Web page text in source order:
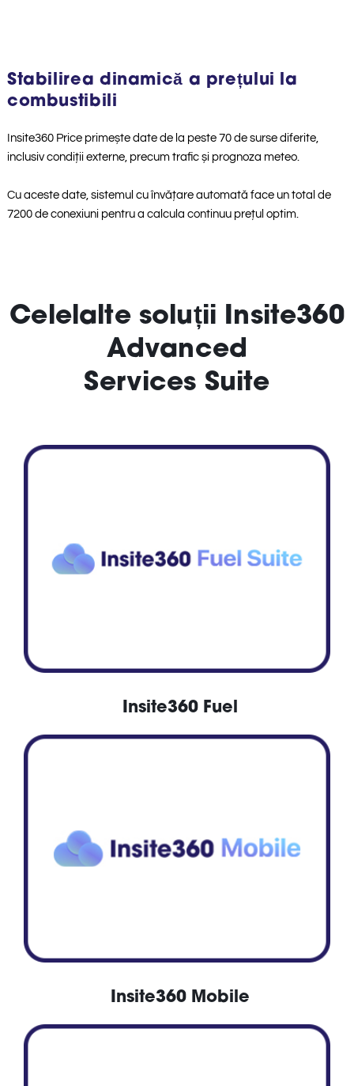
Stabilirea dinamică a prețului la
combustibili
Insite360 Price primește date de la peste 70 de surse diferite,
inclusiv condiții externe, precum trafic și prognoza meteo.
Cu aceste date, sistemul cu învățare automată face un total de
7200 de conexiuni pentru a calcula continuu prețul optim.
Celelalte soluții Insite360
Advanced
Services Suite
Insite360 Fuel
Insite360 Mobile